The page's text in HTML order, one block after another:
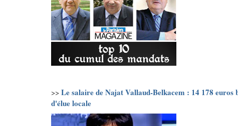
>> Le salaire de Najat Vallaud-Belkacem : 14 178
d'élue locale